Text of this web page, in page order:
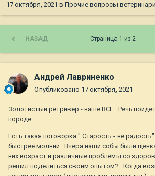
17 октября, 2021 в Прочие вопросы
НАЗАД Страница 1 из 2
Андрей Лавриненко
Опубликовано 17 октября, 2021
Золотистый ретривер - наше ВСЁ. Речь
породе.
Есть такая поговорка " Старость - не
быстрее молнии. Вчера наши собы были
них возраст и различные проблемы со
решил поделиться своим опытом? Когда